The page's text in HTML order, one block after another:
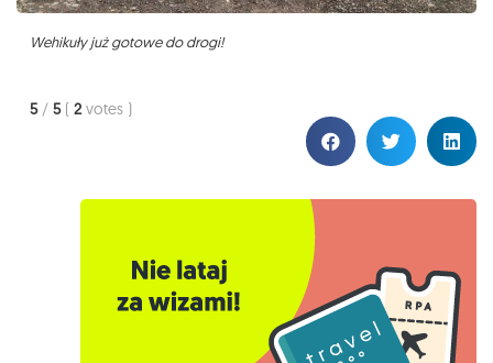
Wehikuły już gotowe do drogi!
5 / 5 ( 2 votes )